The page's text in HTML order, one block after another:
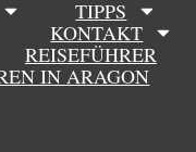
TIPPS
KONTAKT
REISEFÜHRER
IN ARAGON